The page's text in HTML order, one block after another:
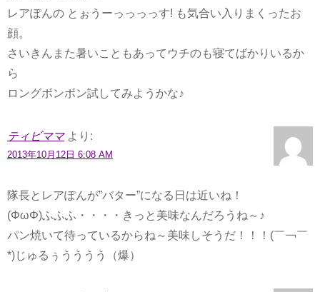
レアぽんの とぉうーっっっっす! も気合い入りまくったお
顔。
さいきんまた暑いこともあってウチのも寝てばかりいるか
ら
ロングボンボン試してみようかな♪
ティビママ より:
2013年10月12日 6:08 AM
隊長とレアぽんが”バター”になる日は近いね！
(ΦωΦ)ふふふ・・・・きっと美味なんだろうね～♪
パン焼いて待っているからね～美味しそうだ！！！(￣￢￣
*)じゅるぅうううう（爆）